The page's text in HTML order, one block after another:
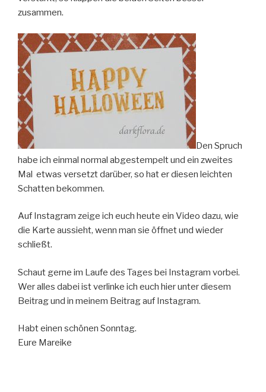
zusammen.
Den Spruch
habe ich einmal normal abgestempelt und ein zweites
Mal etwas versetzt darüber, so hat er diesen leichten
Schatten bekommen.
Auf Instagram zeige ich euch heute ein Video dazu, wie
die Karte aussieht, wenn man sie öffnet und wieder
schließt.
Schaut gerne im Laufe des Tages bei Instagram vorbei.
Wer alles dabei ist verlinke ich euch hier unter diesem
Beitrag und in meinem Beitrag auf Instagram.
Habt einen schönen Sonntag.
Eure Mareike